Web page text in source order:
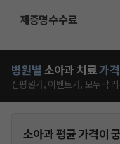
제증명수수료
병원별 소아과 치료가
심평원가, 이벤트가, 모두닥
소아과평균 가격이